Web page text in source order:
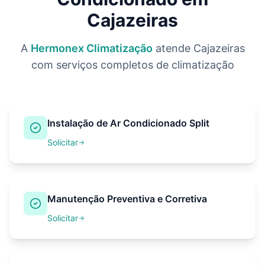
Cajazeiras
A Hermonex Climatizaçãoatende Cajazeiras
com serviços completos de climatização
Instalação de Ar Condicionado Split
Solicitar
Manutenção Preventiva e Corretiva
Solicitar